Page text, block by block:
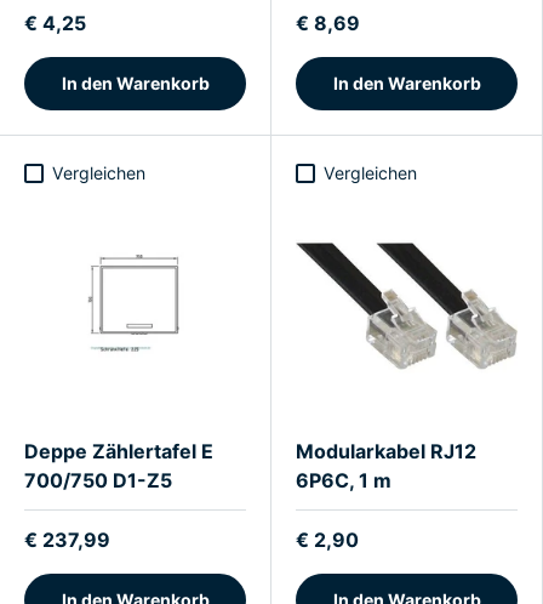
€ 4,25
In den Warenkorb
€ 8,69
In den Warenkorb
Vergleichen
Deppe Zählertafel E
700/750 D1-Z5
€ 237,99
Vergleichen
Modularkabel RJ12
6P6C, 1 m
€ 2,90